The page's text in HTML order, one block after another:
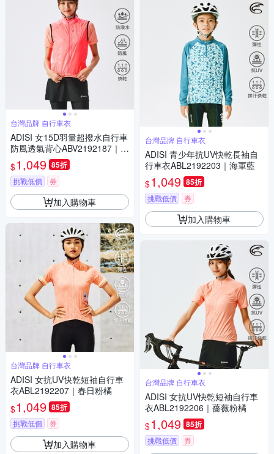
台灣品牌 自行車衣
ADISI 女15D羽量超撥水自行車
防風透氣背心ABV2192187｜炫
麗桃紅
$1,049 85折
挑戰低價 券
加入購物車
台灣品牌 自行車衣
ADISI 女抗UV快乾短袖自行車
衣ABL2192207｜春日粉橘
$1,049 85折
挑戰低價 券
加入購物車
台灣品牌 自行車衣
ADISI 青少年抗UV快乾長袖自
行車衣ABL2192203｜海軍藍
$1,049 85折
挑戰低價 券
加入購物車
台灣品牌 自行車衣
ADISI 女抗UV快乾短袖自行車
衣ABL2192206｜薔薇粉橘
$1,049 85折
挑戰低價 券